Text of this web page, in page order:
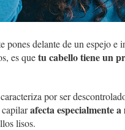
pones delante de un espejo e
es quetu cabello tiene un
por ser
capilarafecta especialmente
lisos.